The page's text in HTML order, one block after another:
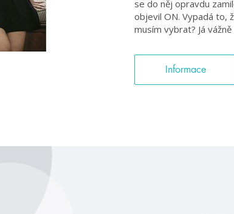
se do něj opravdu
objevil ON. Vypadá to,
musím vybrat? Já
Informace